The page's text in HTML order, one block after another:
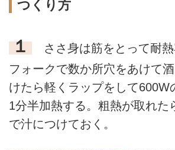
つくり方
１
ささ身は筋をとって耐熱
フォークで数か所穴をあけて
けたら軽くラップをして600W
1分半加熱する。粗熱が取れた
で汁につけておく。